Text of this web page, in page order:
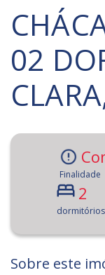
02
Finalidade
2
dormitórios
Sobre este